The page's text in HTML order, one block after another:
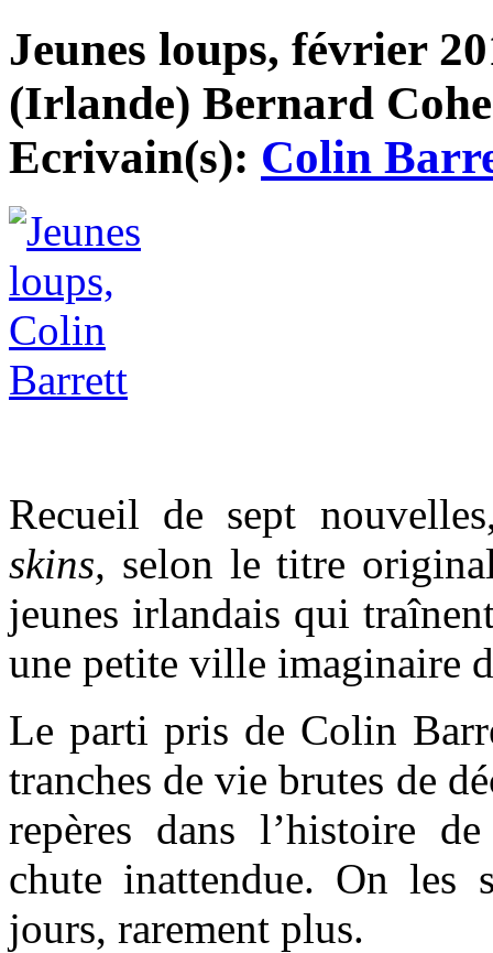
Jeunes loups, février
(Irlande) Bernard
Ecrivain(s): Colin
Recueil de sept
skins, selon le titre
jeunes irlandais qui
une petite ville imaginaire
Le parti pris de Colin
tranches de vie brutes de
repères dans l’histoire
chute inattendue. On les
jours, rarement plus.